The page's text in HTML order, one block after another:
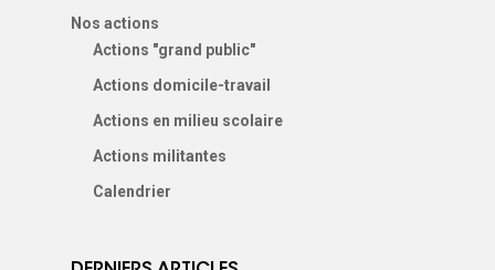
Nos actions
Actions "grand public"
Actions domicile-travail
Actions en milieu scolaire
Actions militantes
Calendrier